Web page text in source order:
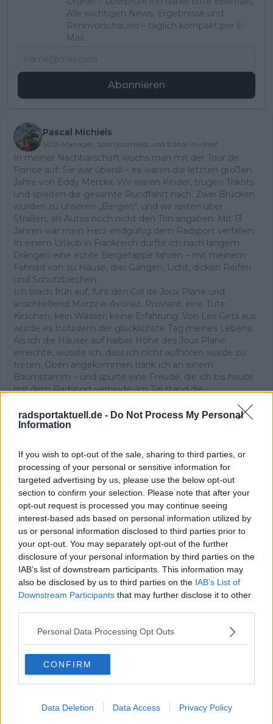
radsportaktuell.de - Do Not Process My Personal
Information
If you wish to opt-out of the sale, sharing to third parties, or
processing of your personal or sensitive information for
targeted advertising by us, please use the below opt-out
section to confirm your selection. Please note that after your
opt-out request is processed you may continue seeing
interest-based ads based on personal information utilized by
us or personal information disclosed to third parties prior to
your opt-out. You may separately opt-out of the further
disclosure of your personal information by third parties on the
IAB’s list of downstream participants. This information may
also be disclosed by us to third parties on the IAB’s List of
Downstream Participants that may further disclose it to other
Personal Data Processing Opt Outs
CONFIRM
Data Deletion Data Access Privacy Policy
Alle wichtigen News, Ergebnisse und
Rennvorschauen – täglich kompakt per E-
Mail.
Abonnieren
Pascal Michiels
SEO-Manager, Sportjournalist und Editor-in-chief
In meiner Nachbarschaft wuchs man mit der Tour de
France auf. Sie war überall – es waren die letzten großen
Jahre von Eddy Merckx. Wir waren Kinder, trugen Trikots
und spielten die gesamte Rundfahrt nach. Zwei Brücken
wurden zu unseren „Bergen“, und wir rasten über
Straßen, als Autos noch nicht den Ton angaben. Mit 13
Jahren war mein Herz endgültig dem Radsport verfallen.
In einem Urlaub in Frankreich durfte ich nach langem
Drängen eine echte Bergetappe fahren – mit meinem
Fahrrad von zu Hause, drei Gängen, Licht, dicken Reifen
und Schutzblechen.
Ich brach früh auf, fuhr den Col de Joux Plane und
anschließend Morzine-Avoriaz. Proviant: eine Tüte
Kirschen, kein Wasser, keine Erfahrung. Von Les Gets aus
wurde es trotzdem der glücklichste Tag meines Lebens.
Als ich die Häuser auf halber Höhe des Joux Plane
erreichte, wusste ich, dass ich nicht aufhören würde zu
treten. Oben angekommen trank ich an einem
Baumstamm – und spürte eine Freude, die ich bis heute
mit dem Radsport verbinde. Im Tal stand die
fuhr weiter, ohne anzuhalten, und schaffte auch den
zweiten Anstieg. Mit meinem knallroten, eigentlich
Rennrädern. Wieder dieses Glück.
Dieses unverfälschte Gefühl begleitet mich bis heute –
und es ist der Ursprung meiner Arbeit. Ich bin
Chefredakteur von Radsportaktuell.de und verantworte
die redaktionelle Ausrichtung der Plattform:
Themenpriorisierung, Qualitätsstandards, Faktenprüfung
und die konsequente Aktualisierung von Inhalten, sobald
neue, verifizierte Informationen vorliegen. Neben der
Leitung der Redaktion schreibe und editiere ich selbst
und lege besonderen Wert auf klare Einordnung, präzise
Sprache und nachvollziehbare Analysen.
Radsport ist für mich mehr als Leidenschaft. Er ist ein
komplexer Leistungssport, der Kontext, Genauigkeit und
Beiträge des Autors ansehen